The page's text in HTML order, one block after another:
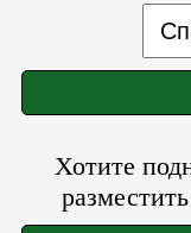
Хотите